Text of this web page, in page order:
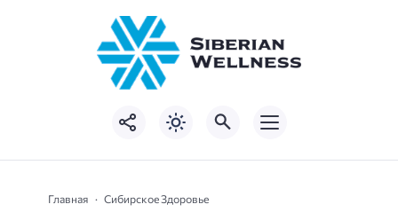
Главная Сибирское Здоровье